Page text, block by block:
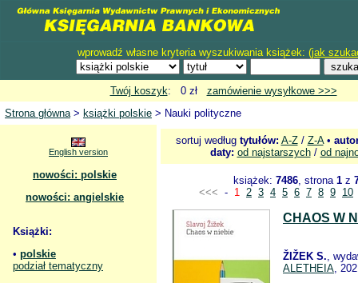
wprowadź własne kryteria wyszukiwania książek: (jak
Twój koszyk: 0 zł zamówienie wysyłkowe >>>
Strona główna> książki polskie > Nauki polityczne
English version
nowości: polskie
nowości: angielskie
Książki:
• polskie
podział tematyczny
sortuj według tytułów: A-Z/ Z-A•
daty: od najstarszych/ od
książek: 7486, strona 1 z
<<< - 1 2 3 4 5 6 7 8 9 10
CHAOS W
ŽIŽEK S.,
ALETHEIA,